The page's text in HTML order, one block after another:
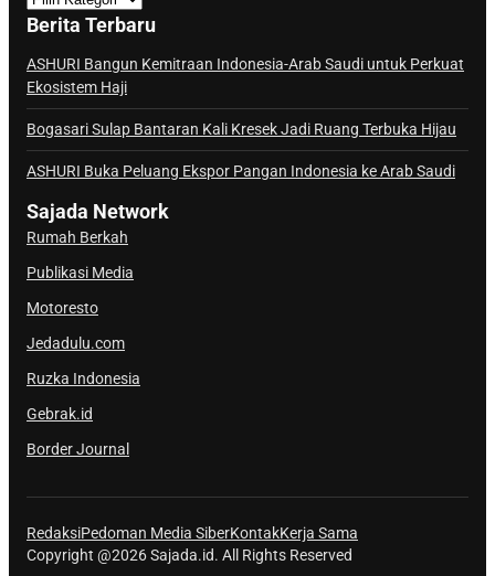
a
n
a
l
a
j
d
a
Berita Terbaru
ASHURI Bangun Kemitraan Indonesia-Arab Saudi untuk Perkuat
Ekosistem Haji
Bogasari Sulap Bantaran Kali Kresek Jadi Ruang Terbuka Hijau
ASHURI Buka Peluang Ekspor Pangan Indonesia ke Arab Saudi
Sajada Network
Rumah Berkah
Publikasi Media
Motoresto
Jedadulu.com
Ruzka Indonesia
Gebrak.id
Border Journal
RedaksiPedoman Media SiberKontakKerja Sama
Copyright @2026 Sajada.id. All Rights Reserved